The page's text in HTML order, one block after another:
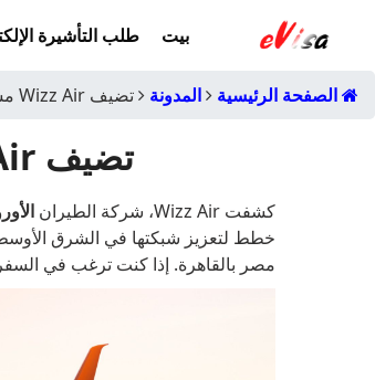
بيت طلب التأشيرة
الصفحة الرئيسية المدونة تضيف Wizz Air مسارًا جديدًا إلى مصر
تضيف Wizz Air مسارًا جديدًا إلى مصر
كشفت Wizz Air، شركة الطيران
خطط لتعزيز شبكتها في الشرق
مصر بالقاهرة. إذا كنت ترغب في